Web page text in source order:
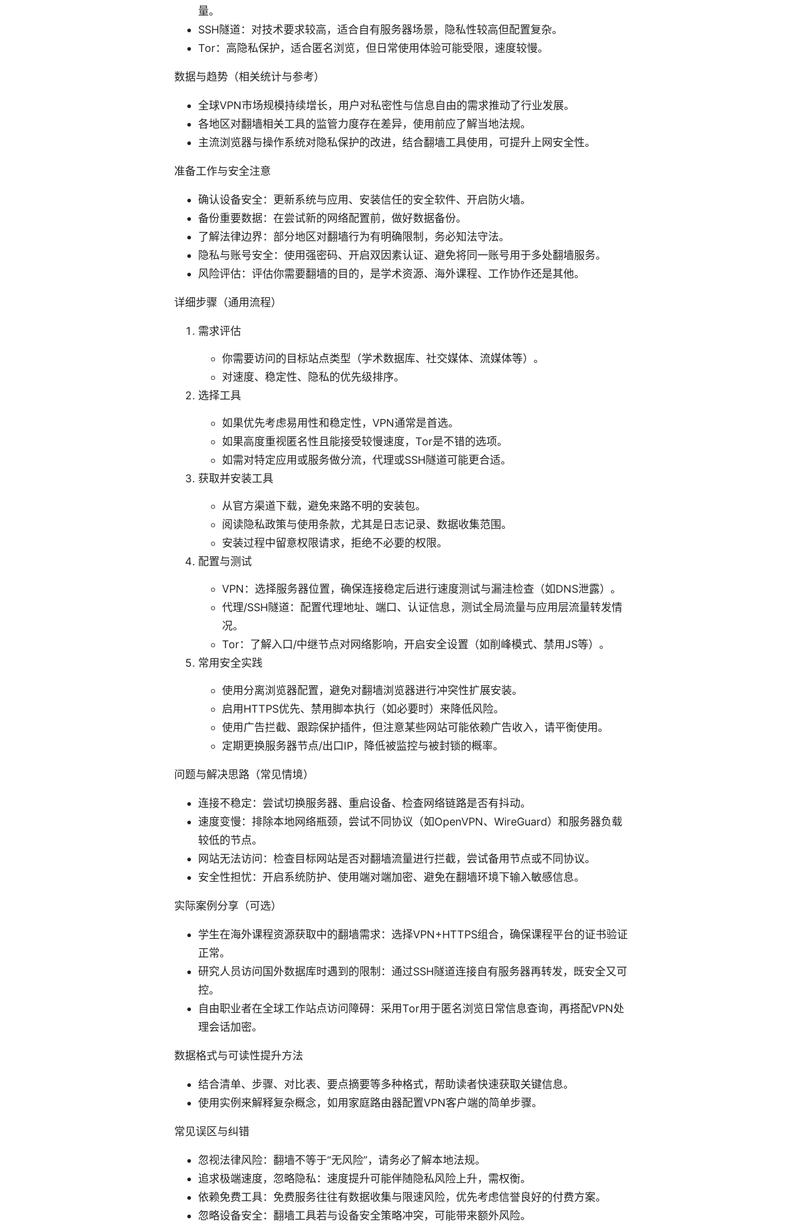
量。
SSH隧道：对技术要求较高，适合自有服务器场景，隐私性较高但配置复杂。
Tor：高隐私保护，适合匿名浏览，但日常使用体验可能受限，速度较慢。
数据与趋势（相关统计与参考）
全球VPN市场规模持续增长，用户对私密性与信息自由的需求推动了行业发展。
各地区对翻墙相关工具的监管力度存在差异，使用前应了解当地法规。
主流浏览器与操作系统对隐私保护的改进，结合翻墙工具使用，可提升上网安全性。
准备工作与安全注意
确认设备安全：更新系统与应用、安装信任的安全软件、开启防火墙。
备份重要数据：在尝试新的网络配置前，做好数据备份。
了解法律边界：部分地区对翻墙行为有明确限制，务必知法守法。
隐私与账号安全：使用强密码、开启双因素认证、避免将同一账号用于多处翻墙服务。
风险评估：评估你需要翻墙的目的，是学术资源、海外课程、工作协作还是其他。
详细步骤（通用流程）
需求评估
你需要访问的目标站点类型（学术数据库、社交媒体、流媒体等）。
对速度、稳定性、隐私的优先级排序。
选择工具
如果优先考虑易用性和稳定性，VPN通常是首选。
如果高度重视匿名性且能接受较慢速度，Tor是不错的选项。
如需对特定应用或服务做分流，代理或SSH隧道可能更合适。
获取并安装工具
从官方渠道下载，避免来路不明的安装包。
阅读隐私政策与使用条款，尤其是日志记录、数据收集范围。
安装过程中留意权限请求，拒绝不必要的权限。
配置与测试
VPN：选择服务器位置，确保连接稳定后进行速度测试与漏洼检查（如DNS泄露）。
代理/SSH隧道：配置代理地址、端口、认证信息，测试全局流量与应用层流量转发情
况。
Tor：了解入口/中继节点对网络影响，开启安全设置（如削峰模式、禁用JS等）。
常用安全实践
使用分离浏览器配置，避免对翻墙浏览器进行冲突性扩展安装。
启用HTTPS优先、禁用脚本执行（如必要时）来降低风险。
使用广告拦截、跟踪保护插件，但注意某些网站可能依赖广告收入，请平衡使用。
定期更换服务器节点/出口IP，降低被监控与被封锁的概率。
问题与解决思路（常见情境）
连接不稳定：尝试切换服务器、重启设备、检查网络链路是否有抖动。
速度变慢：排除本地网络瓶颈，尝试不同协议（如OpenVPN、WireGuard）和服务器负载
较低的节点。
网站无法访问：检查目标网站是否对翻墙流量进行拦截，尝试备用节点或不同协议。
安全性担忧：开启系统防护、使用端对端加密、避免在翻墙环境下输入敏感信息。
实际案例分享（可选）
学生在海外课程资源获取中的翻墙需求：选择VPN+HTTPS组合，确保课程平台的证书验证
正常。
研究人员访问国外数据库时遇到的限制：通过SSH隧道连接自有服务器再转发，既安全又可
控。
自由职业者在全球工作站点访问障碍：采用Tor用于匿名浏览日常信息查询，再搭配VPN处
理会话加密。
数据格式与可读性提升方法
结合清单、步骤、对比表、要点摘要等多种格式，帮助读者快速获取关键信息。
使用实例来解释复杂概念，如用家庭路由器配置VPN客户端的简单步骤。
常见误区与纠错
忽视法律风险：翻墙不等于“无风险”，请务必了解本地法规。
追求极端速度，忽略隐私：速度提升可能伴随隐私风险上升，需权衡。
依赖免费工具：免费服务往往有数据收集与限速风险，优先考虑信誉良好的付费方案。
忽略设备安全：翻墙工具若与设备安全策略冲突，可能带来额外风险。